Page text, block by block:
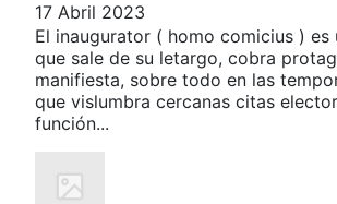
17 Abril 2023
El inaugurator ( homo comicius ) es
que sale de su letargo, cobra
manifiesta, sobre todo en las
que vislumbra cercanas citas
función...